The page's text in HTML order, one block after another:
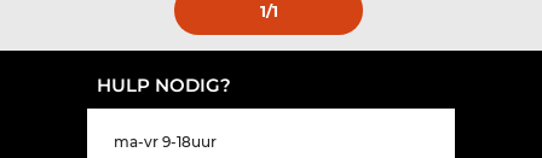
1/1
HULP NODIG?
ma-vr 9-18uur